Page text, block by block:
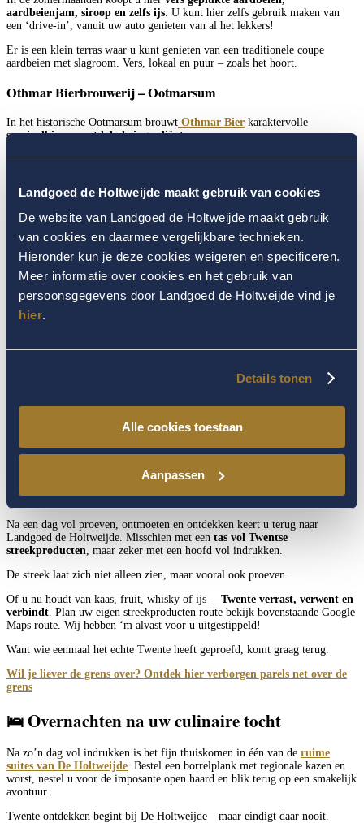
Landgoed de Holtweijde maakt gebruik van cookies
De website van Landgoed de Holtweijde maakt gebruik
van cookies en daarmee vergelijkbare technieken.
Hieronder kun je deze cookies weigeren en specificeren.
Meer informatie over cookies en het gebruik van
persoonsgegevens door Landgoed de Holtweijde vind je
hier.
Details tonen
Alle cookies toestaan
Aanpassen
aardbeienjam, siroop en zelfs ijs . U kunt hier zelfs gebruik maken van
een ‘drive-in’, vanuit uw auto genieten van al het lekkers!
Er is een klein terras waar u kunt genieten van een traditionele coupe
aardbeien met slagroom. Vers, lokaal en puur – zoals het hoort.
Othmar Bierbrouwerij – Ootmarsum
In het historische Ootmarsum brouwt Othmar Bier karaktervolle
speciaalbieren met lokale ingrediënten.
De brouwerij is modern, maar met oog voor traditie. U kunt er een
brouwproces zichtbaar is.
In de winkel zijn cadeauverpakkingen verkrijgbaar – leuk voor thuis of als
souvenir.
Stokerij Sculte – Ootmarsum
We eindigen stijlvol bijStokerij Sculte, gevestigd in een oud klooster. Hier
worden
pruimen en ander fruit uit de regio. De stoker vertelt met passie over het
nemen voor later. Let op: informeer van te voren of de winkel geopend is.
waardoor u ook geniet van een alcoholische versnapering bij
bovenstaande streekproducenten! (elektrische) Fietsen kunt u
huren bij de receptie van Landgoed De Holtweijde.
Een streek vol smaak en karakter
Na een dag vol proeven, ontmoeten en ontdekken keert u terug naar
Landgoed de Holtweijde. Misschien met een tas vol Twentse
streekproducten, maar zeker met een hoofd vol indrukken.
De streek laat zich niet alleen zien, maar vooral ook proeven.
Of u nu houdt van kaas, fruit, whisky of ijs —Twente verrast, verwent en
verbindt. Plan uw eigen streekproducten route bekijk bovenstaande Google
Maps route. Wij hebben ‘m alvast voor u uitgestippeld!
Want wie eenmaal het echte Twente heeft geproefd, komt graag terug.
Wil je liever de grens over? Ontdek hier verborgen parels net over de
grens
🛌Overnachten na uw culinaire tocht
Na zo’n dag vol indrukken is het fijn thuiskomen in één van de ruime
suites van De Holtweijde . Bestel een borrelplank met regionale kazen en
worst, nestel u voor de imposante open haard en blik terug op een smakelijk
avontuur.
Twente ontdekken begint bij De Holtweijde—maar eindigt daar nooit.